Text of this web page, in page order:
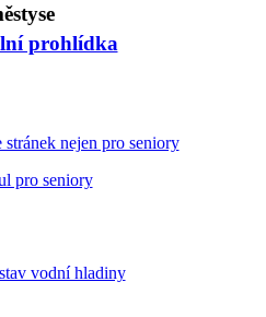
stránek nejen pro seniory